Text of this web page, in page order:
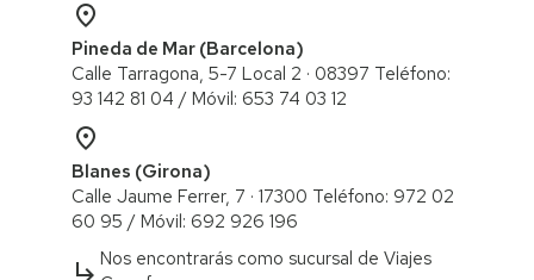
place
Pineda de Mar (Barcelona)
Calle Tarragona, 5-7 Local 2 · 08397 Teléfono:
93 142 81 04 / Móvil: 653 74 03 12
place
Blanes (Girona)
Calle Jaume Ferrer, 7 · 17300 Teléfono: 972 02
60 95 / ​Móvil: 692 926 196
subdirectory_arrow_right Nos encontrarás como sucursal de Viajes